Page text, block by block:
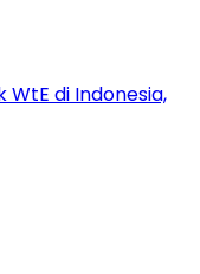
WtE di Indonesia,